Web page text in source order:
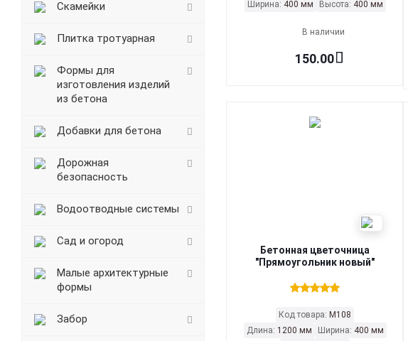
Ширина: 400 мм Высота: 400 мм
В наличии
150.00
Бетонная цветочница
"Прямоугольник новый"
Код товара: М108
Длина: 1200 мм Ширина: 400 мм
Скамейки
Плитка тротуарная
Формы для
изготовления изделий
из бетона
Добавки для бетона
Дорожная
безопасность
Водоотводные системы
Сад и огород
Малые архитектурные
формы
Забор